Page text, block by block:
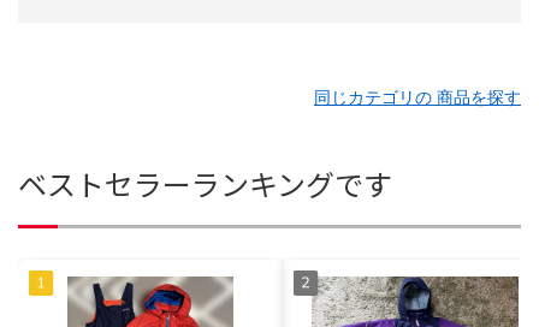
同じカテゴリの 商品を探す
ベストセラーランキングです